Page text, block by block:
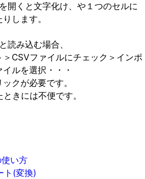
開くと文字化け、や１つのセルに
します。
読み込む場合、
CSVファイルにチェック＞インポ
ルを選択・・・
クが必要です。
きには不便です。
い方
ト(変換)